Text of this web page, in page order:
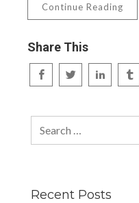
Continue Reading
Share This
Recent Posts